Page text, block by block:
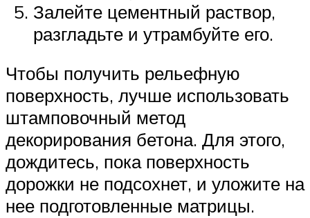
Залейте цементный раствор,
разгладьте и утрамбуйте его.
Чтобы получить рельефную
поверхность, лучше использовать
штамповочный метод
декорирования бетона. Для этого,
дождитесь, пока поверхность
дорожки не подсохнет, и уложите на
нее подготовленные матрицы.